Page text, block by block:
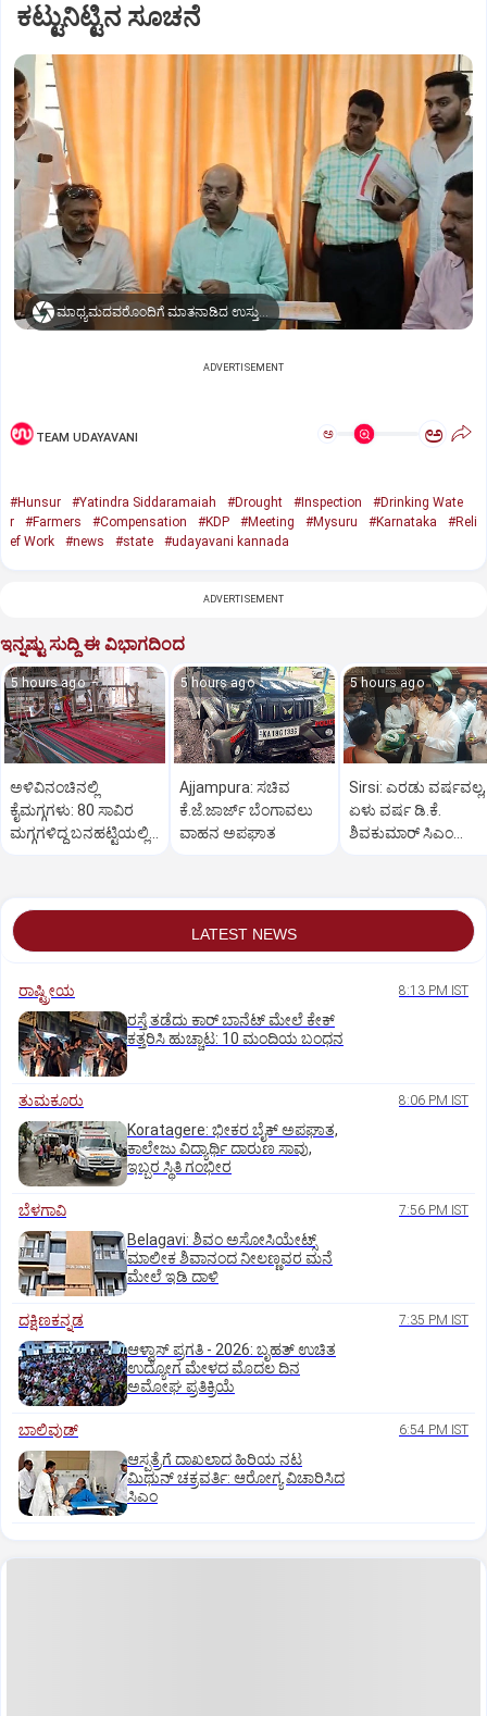
ಕಟ್ಟುನಿಟ್ಟಿನ ಸೂಚನೆ
ಮಾಧ್ಯಮದವರೊಂದಿಗೆ ಮಾತನಾಡಿದ ಉಸ್ತುವಾರಿ ಸಚಿವ ಡಾ. ಯತೀಂದ್ರ ಸಿದ್ದರಾಮಯ್ಯ
ADVERTISEMENT
TEAM UDAYAVANI ಅ ಅ
#Hunsur #Yatindra Siddaramaiah #Drought #Inspection
#Drinking Wate
r
#Farmers #Compensation #KDP #Meeting #Mysuru #Karnataka
#Reli
ef Work
#news #state #udayavani kannada
ADVERTISEMENT
ಇನ್ನಷ್ಟು ಸುದ್ದಿ ಈ ವಿಭಾಗದಿಂದ
5 hours ago
ಅಳಿವಿನಂಚಿನಲ್ಲಿ
ಕೈಮಗ್ಗಗಳು: 80 ಸಾವಿರ
ಮಗ್ಗಗಳಿದ್ದ ಬನಹಟ್ಟಿಯಲ್ಲಿ
5 hours ago
Ajjampura: ಸಚಿವ
ಕೆ.ಜೆ.ಜಾರ್ಜ್ ಬೆಂಗಾವಲು
ವಾಹನ ಅಪಘಾತ
5 hours ago
Sirsi: ಎರಡು ವರ್ಷವಲ್ಲ,
ಏಳು ವರ್ಷ ಡಿ.ಕೆ.
ಶಿವಕುಮಾರ್ ಸಿಎಂ
LATEST NEWS
ರಾಷ್ಟ್ರೀಯ 8:13 PM IST
ರಸ್ತೆ ತಡೆದು ಕಾರ್ ಬಾನೆಟ್ ಮೇಲೆ ಕೇಕ್
ಕತ್ತರಿಸಿ ಹುಚ್ಚಾಟ: 10 ಮಂದಿಯ ಬಂಧನ
ತುಮಕೂರು 8:06 PM IST
Koratagere: ಭೀಕರ ಬೈಕ್ ಅಪಘಾತ,
ಕಾಲೇಜು ವಿದ್ಯಾರ್ಥಿ ದಾರುಣ ಸಾವು,
ಇಬ್ಬರ ಸ್ಥಿತಿ ಗಂಭೀರ
ಬೆಳಗಾವಿ 7:56 PM IST
Belagavi: ಶಿವಂ ಅಸೋಸಿಯೇಟ್ಸ್
ಮಾಲೀಕ ಶಿವಾನಂದ ನೀಲಣ್ಣವರ ಮನೆ
ಮೇಲೆ ಇಡಿ‌ ದಾಳಿ
ದಕ್ಷಿಣಕನ್ನಡ 7:35 PM IST
ಆಳ್ವಾಸ್‌ ಪ್ರಗತಿ - 2026: ಬೃಹತ್ ಉಚಿತ
ಉದ್ಯೋಗ ಮೇಳದ ಮೊದಲ ದಿನ
ಅಮೋಘ ಪ್ರತಿಕ್ರಿಯೆ
ಬಾಲಿವುಡ್‌ 6:54 PM IST
ಆಸ್ಪತ್ರೆಗೆ ದಾಖಲಾದ ಹಿರಿಯ ನಟ
ಮಿಥುನ್ ಚಕ್ರವರ್ತಿ: ಆರೋಗ್ಯ ವಿಚಾರಿಸಿದ
ಸಿಎಂ